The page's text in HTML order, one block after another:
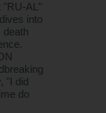
AL"
into
death
"I did
do